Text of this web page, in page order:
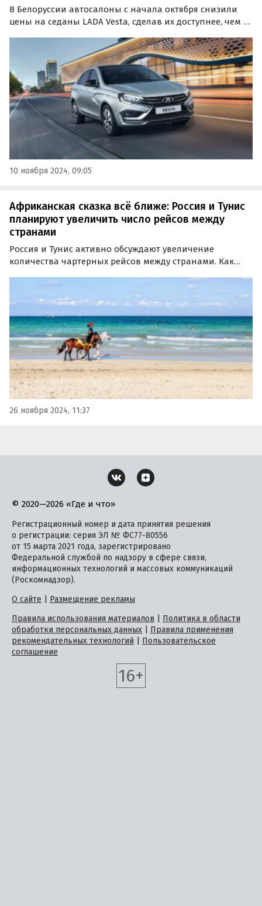
В Белоруссии автосалоны с начала октября снизили
цены на седаны LADA Vesta, сделав их доступнее, чем в
ссылкой на дилеров марки.
10 ноября 2024, 09:05
Африканская сказка всё ближе: Россия и Тунис
планируют увеличить число рейсов между
странами
Россия и Тунис активно обсуждают увеличение
количества чартерных рейсов между странами. Как
Тунисе, работа над этим направлением уже началась, и
есть надежда на достижения конкретных
26 ноября 2024, 11:37
© 2020—2026 «Где и что»
Регистрационный номер и дата принятия решения
о регистрации: серия ЭЛ № ФС77-80556
от 15 марта 2021 года, зарегистрировано
Федеральной службой по надзору в сфере связи,
информационных технологий и массовых коммуникаций
(Роскомнадзор).
О сайте
Размещение рекламы
Правила использования материалов
Политика в области
обработки персональных данных
Правила применения
рекомендательных технологий
Пользовательское
соглашение
16+